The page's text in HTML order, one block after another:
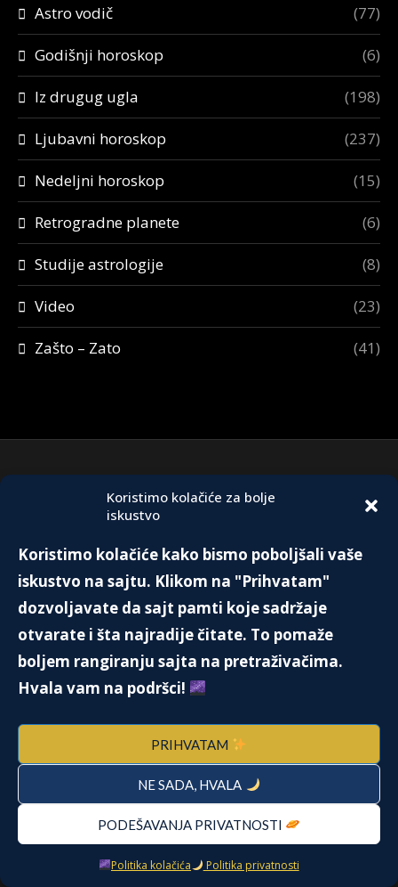
Koristimo kolačiće za bolje
iskustvo
Koristimo kolačiće kako bismo poboljšali vaše
iskustvo na sajtu. Klikom na "Prihvatam"
dozvoljavate da sajt pamti koje sadržaje
otvarate i šta najradije čitate. To pomaže
boljem rangiranju sajta na pretraživačima.
Hvala vam na podršci!
PRIHVATAM
NE SADA, HVALA
PODEŠAVANJA PRIVATNOSTI
Politika kolačića Politika privatnosti
Astro vodič (77)
Godišnji horoskop (6)
Iz drugug ugla (198)
Ljubavni horoskop (237)
Nedeljni horoskop (15)
Retrogradne planete (6)
Studije astrologije (8)
Video (23)
Zašto – Zato (41)
Facebook
Kliknite da biste prihvatili marketing
kolačiće i omogućili ovaj sadržaj
Sunce u Lavu donosi odvažnost i
samouverenost. Nemojte pristajati ni na šta